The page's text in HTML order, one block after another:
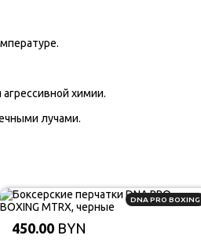
химии.
лучами.
DNA PRO BOXING
450.00 BYN